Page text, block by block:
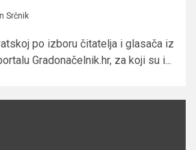
Srčnik
po izboru čitatelja i glasača iz
Gradonačelnik.hr, za koji su i...